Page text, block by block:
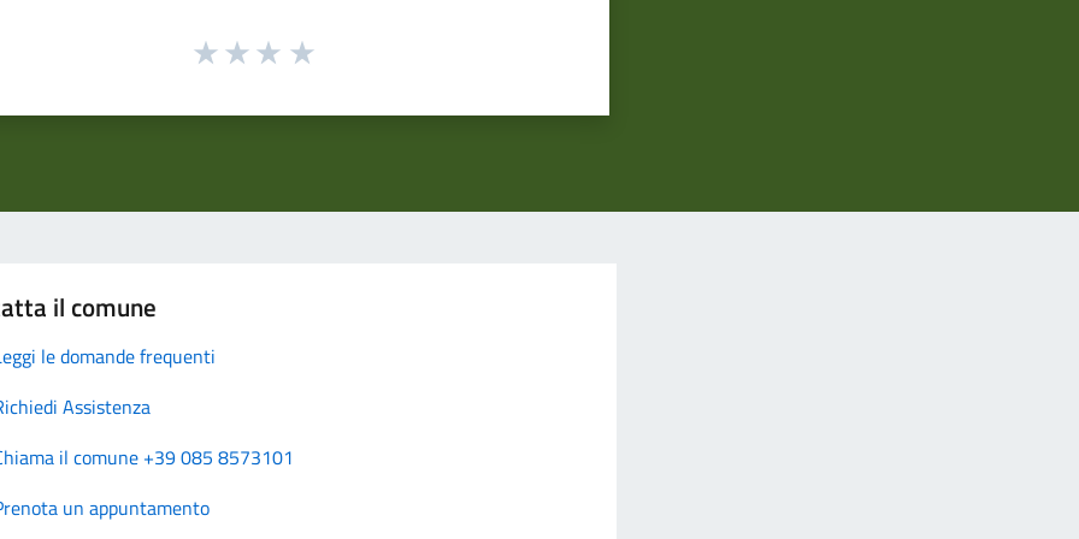
il comune
le domande frequenti
Assistenza
il comune +39 085 8573101
un appuntamento